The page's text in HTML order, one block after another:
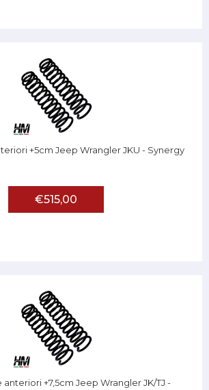
+5cm Jeep Wrangler JKU - Synergy
€515,00
+7,5cm Jeep Wrangler JK/TJ -